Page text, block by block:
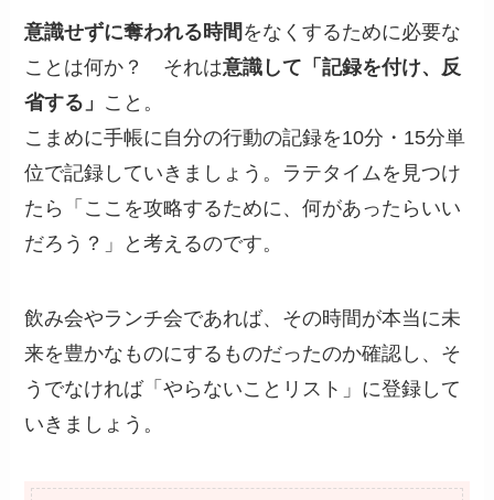
意識せずに奪われる時間 をなくするために必要な
ことは何か？ それは意識して「記録を付け、反
省する」 こと。
こまめに手帳に自分の行動の記録を10分・15分単
位で記録していきましょう。ラテタイムを見つけ
たら「ここを攻略するために、何があったらいい
だろう？」と考えるのです。
飲み会やランチ会であれば、その時間が本当に未
来を豊かなものにするものだったのか確認し、そ
うでなければ「やらないことリスト」に登録して
いきましょう。